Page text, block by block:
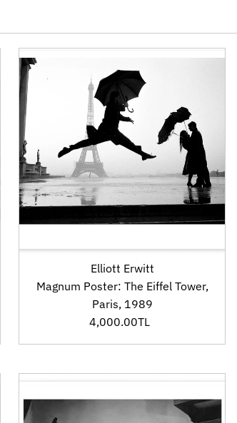
Elliott Erwitt
Magnum Poster: The Eiffel Tower,
Paris, 1989
Fiyat
4,000.00TL